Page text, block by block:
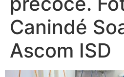
Canindé
Ascom ISD